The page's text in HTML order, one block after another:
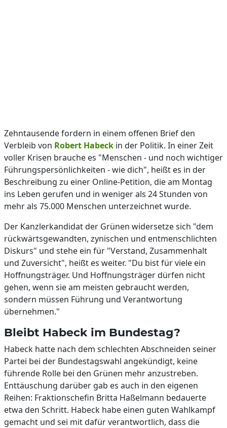
Zehntausende fordern in einem offenen Brief den
Verbleib von Robert Habeck in der Politik. In einer Zeit
voller Krisen brauche es "Menschen - und noch wichtiger
Führungspersönlichkeiten - wie dich", heißt es in der
Beschreibung zu einer Online-Petition, die am Montag
ins Leben gerufen und in weniger als 24 Stunden von
mehr als 75.000 Menschen unterzeichnet wurde.
Der Kanzlerkandidat der Grünen widersetze sich "dem
rückwärtsgewandten, zynischen und entmenschlichten
Diskurs" und stehe ein für "Verstand, Zusammenhalt
und Zuversicht", heißt es weiter. "Du bist für viele ein
Hoffnungsträger. Und Hoffnungsträger dürfen nicht
gehen, wenn sie am meisten gebraucht werden,
sondern müssen Führung und Verantwortung
übernehmen."
Bleibt Habeck im Bundestag?
Habeck hatte nach dem schlechten Abschneiden seiner
Partei bei der Bundestagswahl angekündigt, keine
führende Rolle bei den Grünen mehr anzustreben.
Enttäuschung darüber gab es auch in den eigenen
Reihen: Fraktionschefin Britta Haßelmann bedauerte
etwa den Schritt. Habeck habe einen guten Wahlkampf
gemacht und sei mit dafür verantwortlich, dass die